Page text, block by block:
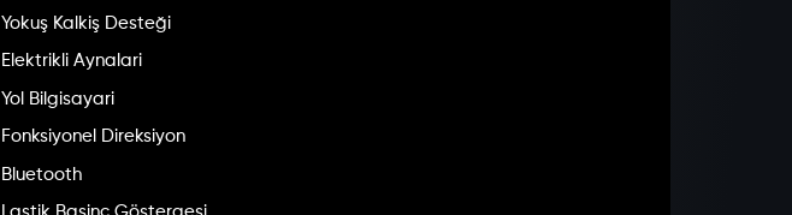
Yokuş Kalkiş Desteği
Elektrikli Aynalari
Yol Bilgisayari
Fonksiyonel Direksiyon
Bluetooth